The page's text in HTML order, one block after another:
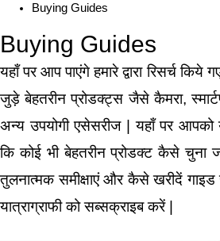
Buying Guides
Buying Guides
यहाँ पर आप पाएंगे हमारे द्वारा रिसर्च किये
जुड़े बेहतरीन प्रोडक्ट्स जैसे कैमरा,
अन्य उपयोगी एसेसरीज | यहाँ पर आपको
कि कोई भी बेहतरीन प्रोडक्ट कैसे चुना
तुलनात्मक समीक्षाएं और कैसे खरीदें
यात्राग्राफी को सब्सक्राइब करें |